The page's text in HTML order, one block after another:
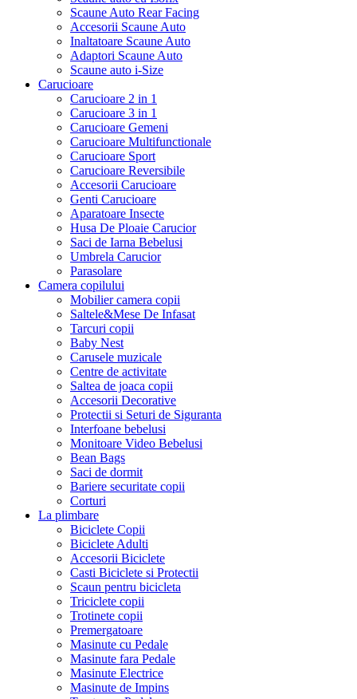
Scaune Auto Rear Facing
Accesorii Scaune Auto
Inaltatoare Scaune Auto
Adaptori Scaune Auto
Scaune auto i-Size
Carucioare
Carucioare 2 in 1
Carucioare 3 in 1
Carucioare Gemeni
Carucioare Multifunctionale
Carucioare Sport
Carucioare Reversibile
Accesorii Carucioare
Genti Carucioare
Aparatoare Insecte
Husa De Ploaie Carucior
Saci de Iarna Bebelusi
Umbrela Carucior
Parasolare
Camera copilului
Mobilier camera copii
Saltele&Mese De Infasat
Tarcuri copii
Baby Nest
Carusele muzicale
Centre de activitate
Saltea de joaca copii
Accesorii Decorative
Protectii si Seturi de Siguranta
Interfoane bebelusi
Monitoare Video Bebelusi
Bean Bags
Saci de dormit
Bariere securitate copii
Corturi
La plimbare
Biciclete Copii
Biciclete Adulti
Accesorii Biciclete
Casti Biciclete si Protectii
Scaun pentru bicicleta
Triciclete copii
Trotinete copii
Premergatoare
Masinute cu Pedale
Masinute fara Pedale
Masinute Electrice
Masinute de Impins